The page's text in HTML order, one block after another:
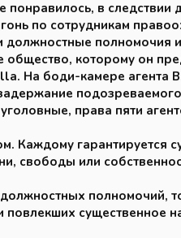
в следствии
по сотрудникам
полномочия
которому он
На боди-камере агента
подозреваемого
права пяти
Каждому гарантируется
свободы или
полномочий,
существенное